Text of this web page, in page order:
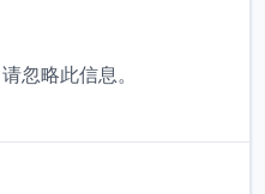
忽略此信息。